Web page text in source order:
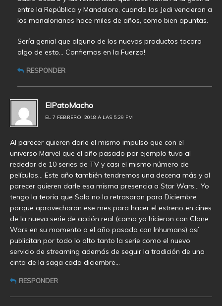
entre la República y Mandalore, cuando los Jedi vencieron a
los manalorianos hace miles de años, como bien apuntas.
Sería genial que alguno de los nuevos productos tocara
algo de esto… Confiemos en la Fuerza!
RESPONDER
ElPatoMacho
EL 7 FEBRERO, 2018 A LAS 5:29 PM
Al parecer quieren darle el mismo impulso que con el
universo Marvel que el año pasado por ejemplo tuvo al
rededor de 10 series de TV y casi el mismo número de
películas… Este año también tendremos una decena más y al
parecer quieren darle esa misma presencia a Star Wars… Yo
tengo la teoria que Solo no la retrasaron para Diciembre
porque aprovecharan ese mes para hacer el estreno en cines
de la nueva serie de acción real (como ya hicieron con Clone
Wars en su momento o el año pasado con Inhumans) así
publicitan por todo lo alto tanto la serie como el nuevo
servicio de streaming además de seguir la tradición de una
cinta de la saga cada diciembre…
RESPONDER